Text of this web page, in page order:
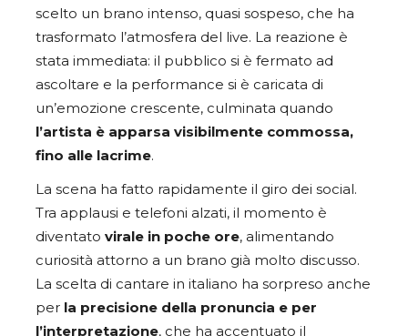
scelto un brano intenso, quasi sospeso, che ha
trasformato l’atmosfera del live. La reazione è
stata immediata: il pubblico si è fermato ad
ascoltare e la performance si è caricata di
un’emozione crescente, culminata quando
l’artista è apparsa visibilmente commossa,
fino alle lacrime.
La scena ha fatto rapidamente il giro dei social.
Tra applausi e telefoni alzati, il momento è
diventato virale in poche ore, alimentando
curiosità attorno a un brano già molto discusso.
La scelta di cantare in italiano ha sorpreso anche
per la precisione della pronuncia e per
l’interpretazione, che ha accentuato il